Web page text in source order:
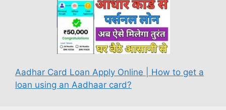
Aadhar Card Loan Apply Online | How to get a
loan using an Aadhaar card?